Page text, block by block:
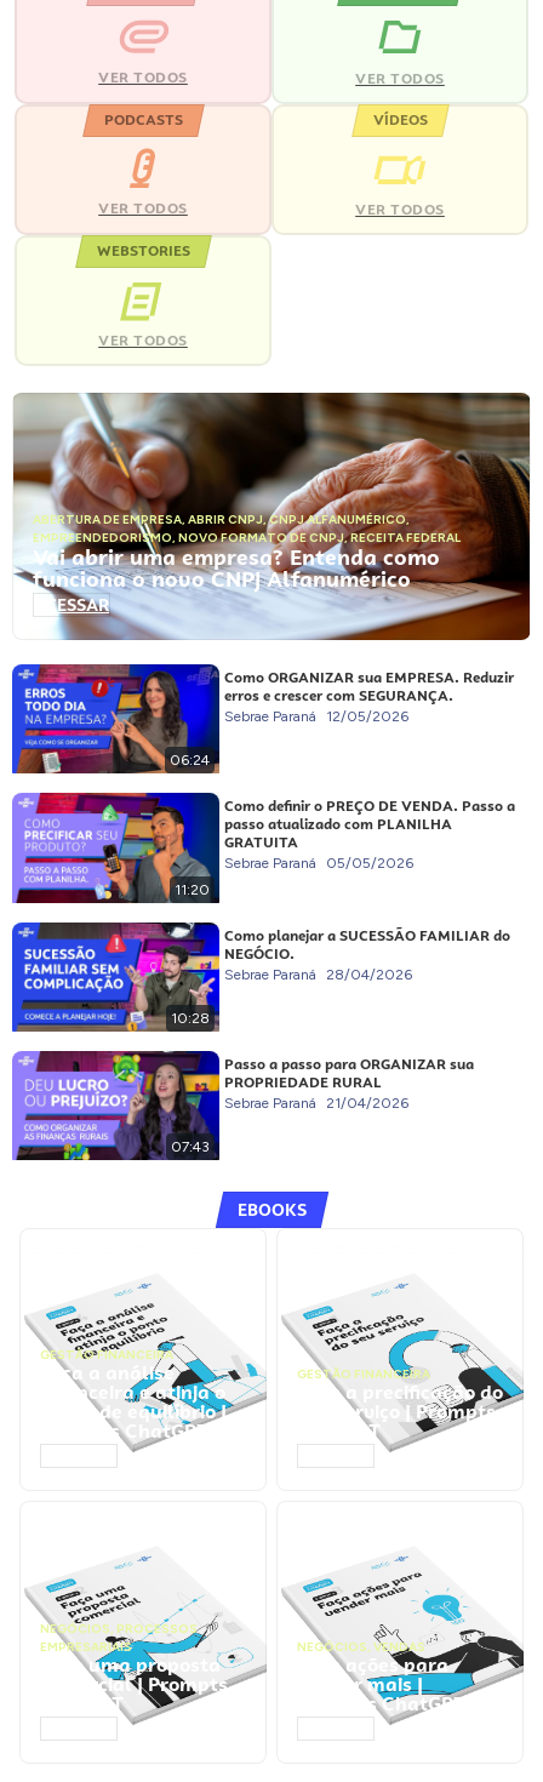
VER TODOS VER TODOS
PODCASTS
VER TODOS
VÍDEOS
VER TODOS
WEBSTORIES
VER TODOS
ABERTURA DE EMPRESA, ABRIR CNPJ,CNPJ ALFANUMÉRICO,
EMPREENDEDORISMO, NOVO FORMATO DE CNPJ,RECEITA FEDERAL
Vai abrir uma empresa? Entenda como
funciona o novo CNPJ Alfanumérico
ACESSAR
06:24
Como ORGANIZAR sua EMPRESA. Reduzir
erros e crescer com SEGURANÇA.
Sebrae Paraná 12/05/2026
11:20
Como definir o PREÇO DE VENDA. Passo a
passo atualizado com PLANILHA
GRATUITA
Sebrae Paraná 05/05/2026
10:28
Como planejar a SUCESSÃO FAMILIAR do
NEGÓCIO.
Sebrae Paraná 28/04/2026
07:43
Passo a passo para ORGANIZAR sua
PROPRIEDADE RURAL
Sebrae Paraná 21/04/2026
EBOOKS
GESTÃO FINANCEIRA
Faça a análise
financeira e atinja o
ponto de equilíbrio |
Prompts ChatGPT
GESTÃO FINANCEIRA
Faça a precificação do
seu serviço | Prompts
ChatGPT
NEGÓCIOS, PROCESSOS
EMPRESARIAIS
Faça uma proposta
comercial | Prompts
ChatGPT
NEGÓCIOS, VENDAS
Faça ações para
vender mais |
Prompts ChatGPT